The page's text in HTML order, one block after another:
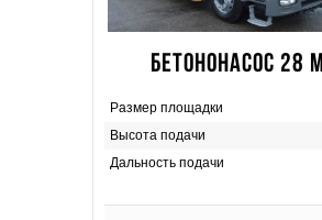
БЕТОНОНАСОС 28 М
Размер площадки
Высота подачи
Дальность подачи